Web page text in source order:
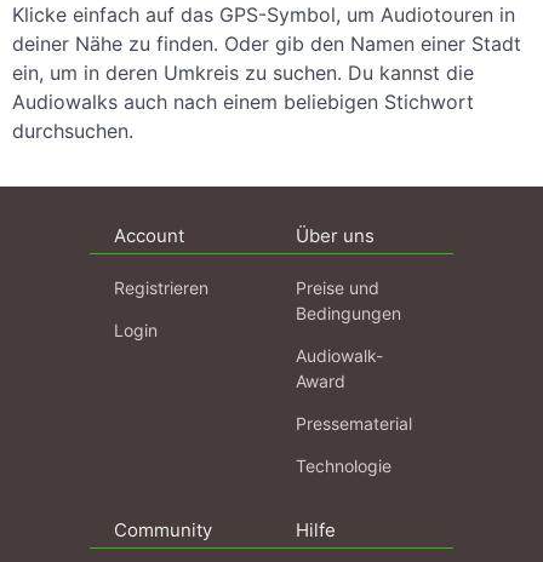
Klicke einfach auf das GPS-Symbol, um Audiotouren in
deiner Nähe zu finden. Oder gib den Namen einer Stadt
ein, um in deren Umkreis zu suchen. Du kannst die
Audiowalks auch nach einem beliebigen Stichwort
durchsuchen.
Account
Registrieren
Login
Über uns
Preise und
Bedingungen
Audiowalk-
Award
Pressematerial
Technologie
Community Hilfe